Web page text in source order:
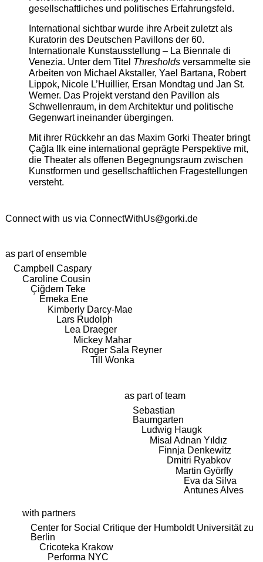
gesellschaftliches und politisches Erfahrungsfeld.
International sichtbar wurde ihre Arbeit zuletzt als
Kuratorin des Deutschen Pavillons der 60.
Internationale Kunstausstellung – La Biennale di
Venezia. Unter dem Titel Thresholdsversammelte sie
Arbeiten von Michael Akstaller, Yael Bartana, Robert
Lippok, Nicole L’Huillier, Ersan Mondtag und Jan St.
Werner. Das Projekt verstand den Pavillon als
Schwellenraum, in dem Architektur und politische
Gegenwart ineinander übergingen.
Mit ihrer Rückkehr an das Maxim Gorki Theater bringt
Çağla Ilk eine international geprägte Perspektive mit,
die Theater als offenen Begegnungsraum zwischen
Kunstformen und gesellschaftlichen Fragestellungen
versteht.
Connect with us via ConnectWithUs@gorki.de
as part of ensemble
Campbell Caspary
Caroline Cousin
Çiğdem Teke
Emeka Ene
Kimberly Darcy-Mae
Lars Rudolph
Lea Draeger
Mickey Mahar
Roger Sala Reyner
Till Wonka
as part of team
Sebastian
Baumgarten
Ludwig Haugk
Misal Adnan Yıldız
Finnja Denkewitz
Dmitri Ryabkov
Martin Györffy
Eva da Silva
Antunes Alves
with partners
Center for Social Critique der Humboldt Universität zu
Berlin
Cricoteka Krakow
Performa NYC